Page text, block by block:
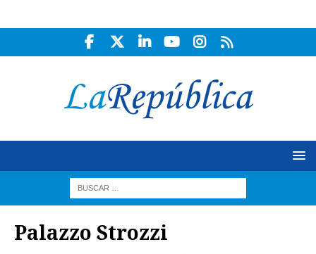
Palazzo Strozzi